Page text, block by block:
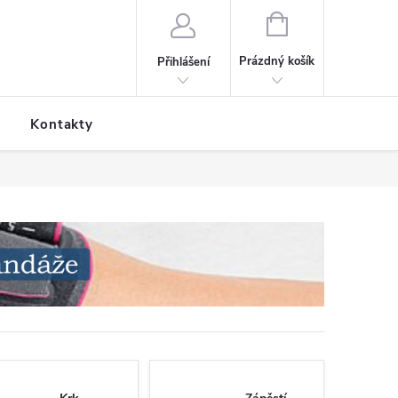
Přihlášení
NÁKUPNÍ KOŠÍK
Prázdný košík
Kontakty